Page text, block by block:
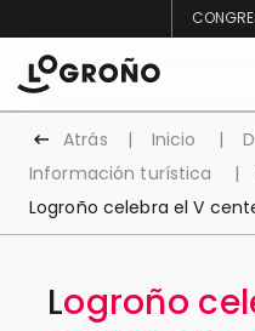
Atrás Inicio
Información turística
Logroño celebra el V
Logroño celebra el V